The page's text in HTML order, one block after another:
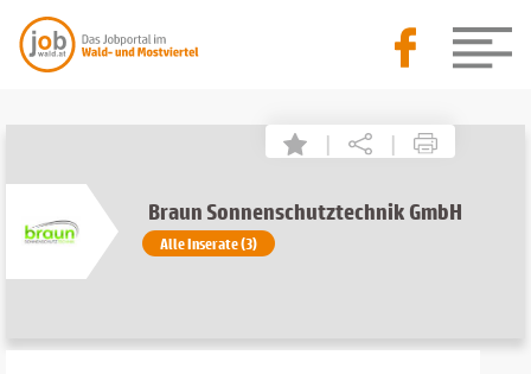
| |
Braun Sonnenschutztechnik GmbH
Alle Inserate (3)